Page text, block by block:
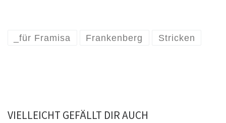
_für Framisa Frankenberg Stricken
VIELLEICHT GEFÄLLT DIR AUCH